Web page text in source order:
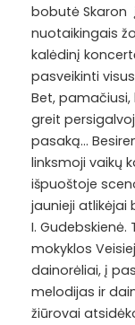
bobutė Skaron
nuotaikingais
kalėdinį
pasveikinti
Bet,
greit
pasaką...
linksmoji vaikų
išpuoštoje
jaunieji atlikėjai
I.
mokyklos
dainorėliai, į
melodijas ir
žiūrovai